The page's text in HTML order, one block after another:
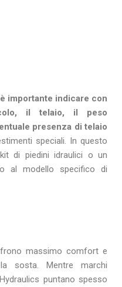
importante indicare con
il telaio, il peso
presenza di telaio
speciali. In questo
di piedini idraulici o un
al modello specifico di
massimo comfort e
sosta. Mentre marchi
puntano spesso